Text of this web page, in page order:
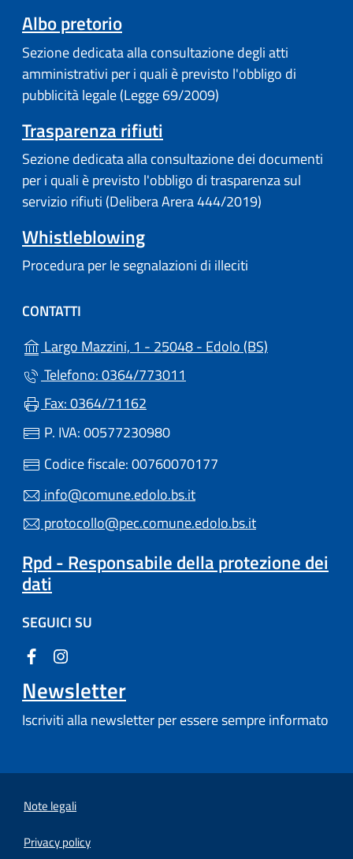
Albo pretorio
Sezione dedicata alla consultazione degli atti
amministrativi per i quali è previsto l'obbligo di
pubblicità legale (Legge 69/2009)
Trasparenza rifiuti
Sezione dedicata alla consultazione dei documenti
per i quali è previsto l'obbligo di trasparenza sul
servizio rifiuti (Delibera Arera 444/2019)
Whistleblowing
Procedura per le segnalazioni di illeciti
CONTATTI
Largo Mazzini, 1 - 25048 - Edolo (BS)
Telefono: 0364/773011
Fax: 0364/71162
P. IVA: 00577230980
Codice fiscale: 00760070177
info@comune.edolo.bs.it
protocollo@pec.comune.edolo.bs.it
Rpd - Responsabile della protezione dei
dati
SEGUICI SU
Newsletter
Iscriviti alla newsletter per essere sempre informato
Note legali
Privacy policy